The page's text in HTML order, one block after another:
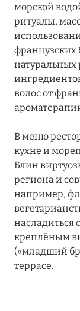
морской
ритуалы,
французских
натуральных
волос от
В меню
кухне и
Блин
региона и
например,
креплёным
(«младший
террасе.